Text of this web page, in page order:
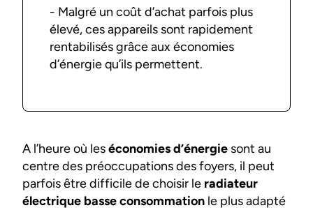
- Malgré un coût d’achat parfois plus
élevé, ces appareils sont rapidement
rentabilisés grâce aux économies
d’énergie qu’ils permettent.
A l’heure où leséconomies d’énergie sont au
centre des préoccupations des foyers, il peut
parfois être difficile de choisir le radiateur
électrique basse consommation le plus adapté